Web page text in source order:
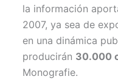
la información
2007, ya sea de
en una dinámica
producirán 30.000
Monografie.